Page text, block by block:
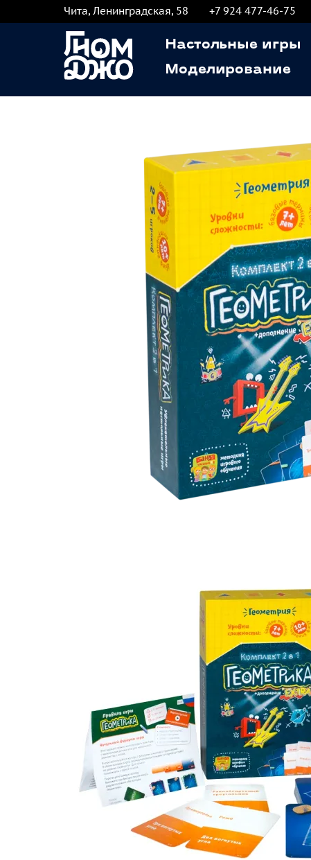
Чита, Ленинградская, 58 +7 924 477-46-75
Настольные игры
Моделирование